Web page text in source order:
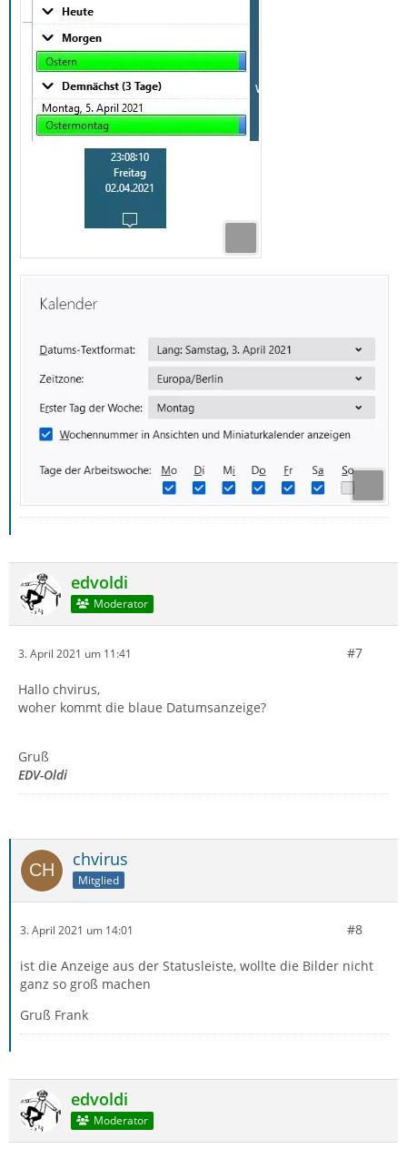
edvoldi
Moderator
3. April 2021 um 11:41 #7
Hallo chvirus,
woher kommt die blaue Datumsanzeige?
Gruß
EDV-Oldi
chvirus
Mitglied
3. April 2021 um 14:01 #8
ist die Anzeige aus der Statusleiste, wollte die Bilder nicht
ganz so groß machen
Gruß Frank
edvoldi
Moderator